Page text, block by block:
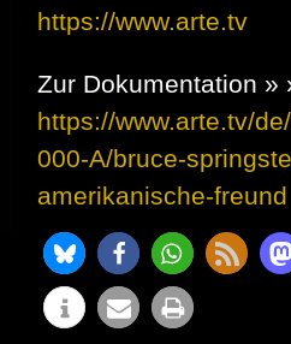
https://www.arte.tv
Zur Dokumentation »
https://www.arte.tv/
000-A/bruce-
amerikanische-freund